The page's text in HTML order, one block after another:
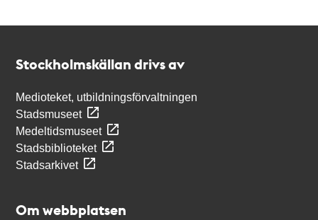
Stockholmskällan drivs av
Medioteket, utbildningsförvaltningen
Stadsmuseet
Medeltidsmuseet
Stadsbiblioteket
Stadsarkivet
Om webbplatsen